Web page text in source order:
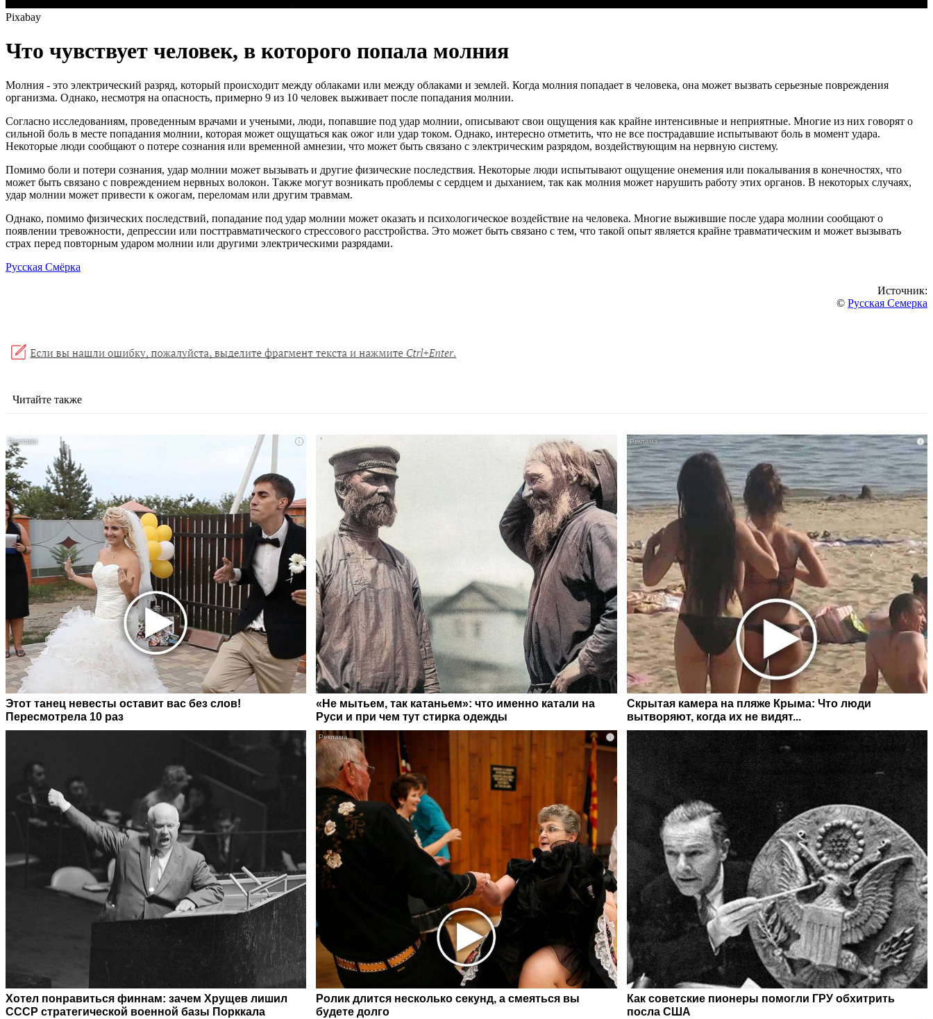
Pixabay
Что чувствует человек, в которого попала молния
Молния - это электрический разряд, который происходит между облаками или между облаками и землей. Когда молния попадает в человека, она может вызвать серьезные повреждения
организма. Однако, несмотря на опасность, примерно 9 из 10 человек выживает после попадания молнии.
Согласно исследованиям, проведенным врачами и учеными, люди, попавшие под удар молнии, описывают свои ощущения как крайне интенсивные и неприятные. Многие из них говорят о
сильной боль в месте попадания молнии, которая может ощущаться как ожог или удар током. Однако, интересно отметить, что не все пострадавшие испытывают боль в момент удара.
Некоторые люди сообщают о потере сознания или временной амнезии, что может быть связано с электрическим разрядом, воздействующим на нервную систему.
Помимо боли и потери сознания, удар молнии может вызывать и другие физические последствия. Некоторые люди испытывают ощущение онемения или покалывания в конечностях, что
может быть связано с повреждением нервных волокон. Также могут возникать проблемы с сердцем и дыханием, так как молния может нарушить работу этих органов. В некоторых случаях,
удар молнии может привести к ожогам, переломам или другим травмам.
Однако, помимо физических последствий, попадание под удар молнии может оказать и психологическое воздействие на человека. Многие выжившие после удара молнии сообщают о
появлении тревожности, депрессии или посттравматического стрессового расстройства. Это может быть связано с тем, что такой опыт является крайне травматическим и может вызывать
страх перед повторным ударом молнии или другими электрическими разрядами.
Русская Смёрка
Источник:
© Русская Семерка
Читайте также
i
Этот танец невесты оставит вас без слов!
Пересмотрела 10 раз
«Не мытьем, так катаньем»: что именно катали на
Руси и при чем тут стирка одежды
i
Скрытая камера на пляже Крыма: Что люди
вытворяют, когда их не видят...
Хотел понравиться финнам: зачем Хрущев лишил
СССР стратегической военной базы Порккала
i
Ролик длится несколько секунд, а смеяться вы
будете долго
Как советские пионеры помогли ГРУ обхитрить
посла США